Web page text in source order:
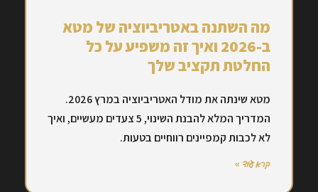
מה השתנה באטריביוציה של מטא
ב-2026 ואיך זה משפיע על כל
החלטת תקציב שלך
מטא שינתה את מודל האטריביוציה במרץ 2026.
המדריך המלא להבנת השינוי, 5 צעדים מעשיים, ואיך
לא לכבות קמפיינים רווחיים בטעות.
קרא עוד »